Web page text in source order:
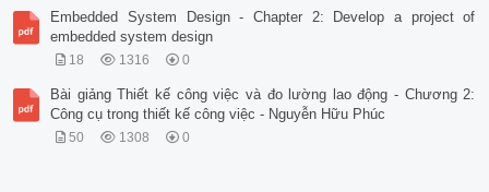
Embedded System Design - Chapter 2: Develop a project of
embedded system design
18 1316 0
Bài giảng Thiết kế công việc và đo lường lao động - Chương 2:
Công cụ trong thiết kế công việc - Nguyễn Hữu Phúc
50 1308 0